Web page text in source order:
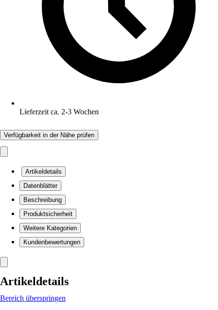
Lieferzeit ca. 2-3 Wochen
Verfügbarkeit in der Nähe prüfen
Artikeldetails
Datenblätter
Beschreibung
Produktsicherheit
Weitere Kategorien
Kundenbewertungen
Artikeldetails
Bereich überspringen